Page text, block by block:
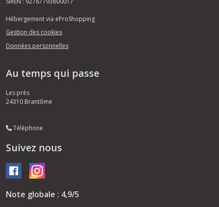
Hébergement via eProShopping
Gestion des cookies
Données personnelles
Au temps qui passe
Les près
24310 Brantôme
Téléphone
Suivez nous
Note globale : 4,9/5